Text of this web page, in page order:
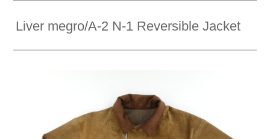
Liver megro/A-2 N-1 Reversible Jacket